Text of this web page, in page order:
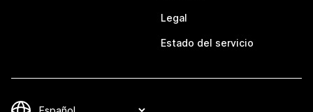
Legal
Estado del servicio